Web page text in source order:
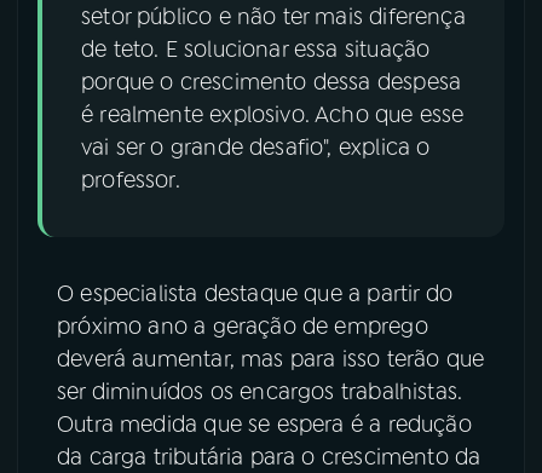
TikTok
setor público e não ter mais diferença
de teto. E solucionar essa situação
porque o crescimento dessa despesa
é realmente explosivo. Acho que esse
vai ser o grande desafio", explica o
professor.
O especialista destaque que a partir do
próximo ano a geração de emprego
deverá aumentar, mas para isso terão que
ser diminuídos os encargos trabalhistas.
Outra medida que se espera é a redução
da carga tributária para o crescimento da